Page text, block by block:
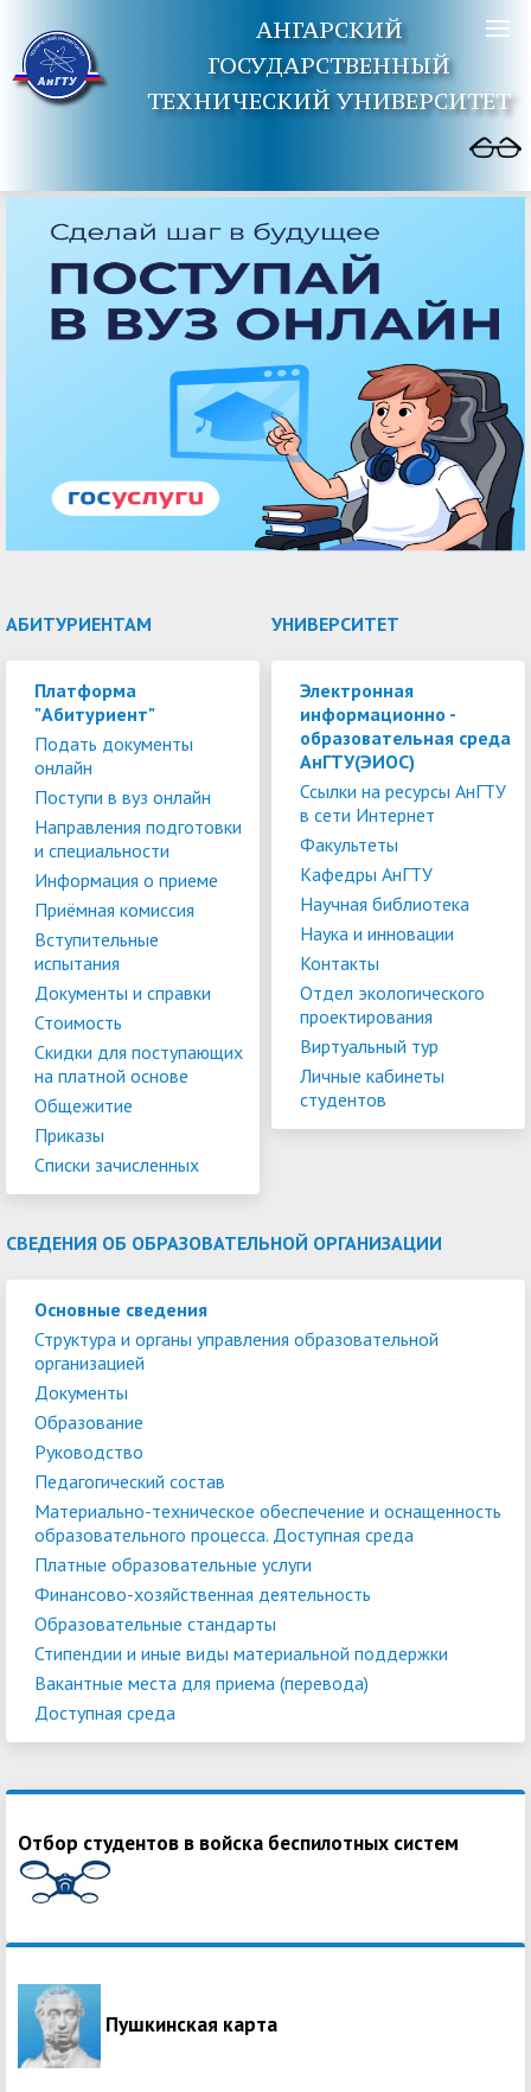
АНГАРСКИЙ
ГОСУДАРСТВЕННЫЙ
ТЕХНИЧЕСКИЙ УНИВЕРСИТЕТ
АБИТУРИЕНТАМ
Платформа
"Абитуриент"
Подать документы
онлайн
Поступи в вуз онлайн
Направления подготовки
и специальности
Информация о приеме
Приёмная комиссия
Вступительные
испытания
Документы и справки
Стоимость
Скидки для поступающих
на платной основе
Общежитие
Приказы
Списки зачисленных
УНИВЕРСИТЕТ
Электронная
информационно -
образовательная среда
АнГТУ(ЭИОС)
Ссылки на ресурсы АнГТУ
в сети Интернет
Факультеты
Кафедры АнГТУ
Научная библиотека
Наука и инновации
Контакты
Отдел экологического
проектирования
Виртуальный тур
Личные кабинеты
студентов
СВЕДЕНИЯ ОБ ОБРАЗОВАТЕЛЬНОЙ ОРГАНИЗАЦИИ
Основные сведения
Структура и органы управления образовательной
организацией
Документы
Образование
Руководство
Педагогический состав
Материально-техническое обеспечение и оснащенность
образовательного процесса. Доступная среда
Платные образовательные услуги
Финансово-хозяйственная деятельность
Образовательные стандарты
Стипендии и иные виды материальной поддержки
Вакантные места для приема (перевода)
Доступная среда
Отбор студентов в войска беспилотных систем
Пушкинская карта